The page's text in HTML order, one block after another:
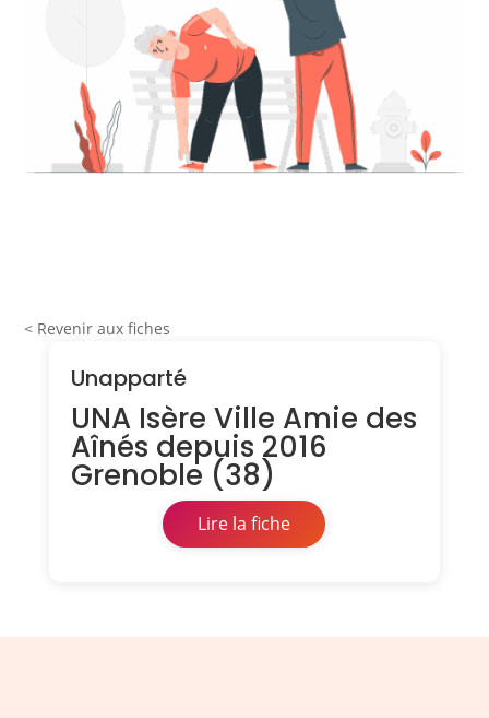
< Revenir aux fiches
Unapparté
UNA Isère Ville Amie des
Aînés depuis 2016
Grenoble (38)
Lire la fiche